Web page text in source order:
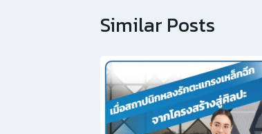
Similar Posts